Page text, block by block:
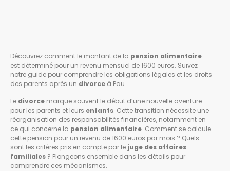
Découvrez comment le montant de la pension alimentaire
est déterminé pour un revenu mensuel de 1600 euros. Suivez
notre guide pour comprendre les obligations légales et les droits
des parents après un divorce à Pau.
Le divorce marque souvent le début d’une nouvelle aventure
pour les parents et leurs enfants. Cette transition nécessite une
réorganisation des responsabilités financières, notamment en
ce qui concerne la pension alimentaire. Comment se calcule
cette pension pour un revenu de 1600 euros par mois ? Quels
sont les critères pris en compte par le juge des affaires
familiales ? Plongeons ensemble dans les détails pour
comprendre ces mécanismes.